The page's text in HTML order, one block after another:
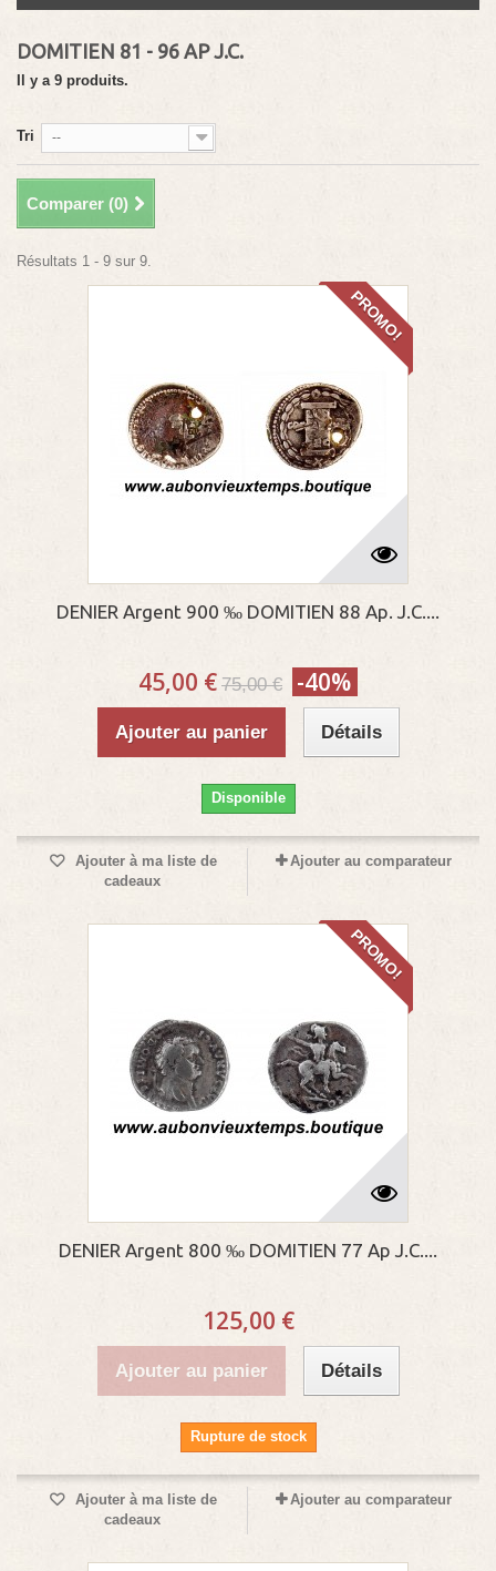
DOMITIEN 81 - 96 AP J.C.
Il y a 9 produits.
Tri --
Comparer (0)
Résultats 1 - 9 sur 9.
PROMO!
DENIER Argent 900 ‰ DOMITIEN 88 Ap. J.C....
45,00 € 75,00 € -40%
Ajouter au panier Détails
Disponible
Ajouter à ma liste de
cadeaux
Ajouter au comparateur
PROMO!
DENIER Argent 800 ‰ DOMITIEN 77 Ap J.C....
125,00 €
Ajouter au panier Détails
Rupture de stock
Ajouter à ma liste de
cadeaux
Ajouter au comparateur